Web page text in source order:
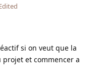
si on veut que la
et commencer a